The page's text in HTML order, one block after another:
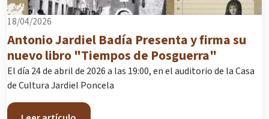
18/04/2026
Antonio Jardiel Badía Presenta y firma su
nuevo libro "Tiempos de Posguerra"
El día 24 de abril de 2026 a las 19:00, en el auditorio de la Casa
de Cultura Jardiel Poncela